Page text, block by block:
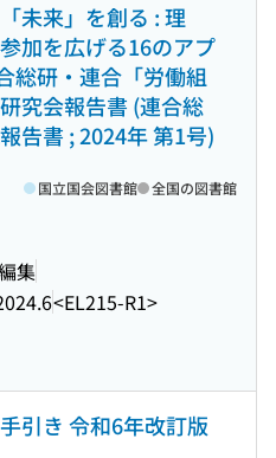
未来」を創る : 理
加を広げる16のアプ
総研・連合「労働組
究会報告書 (連合総
告書 ; 2024年 第1号)
集
<EL215-R1>
国立国会図書館 全国の図書館
引き 令和6年改訂版